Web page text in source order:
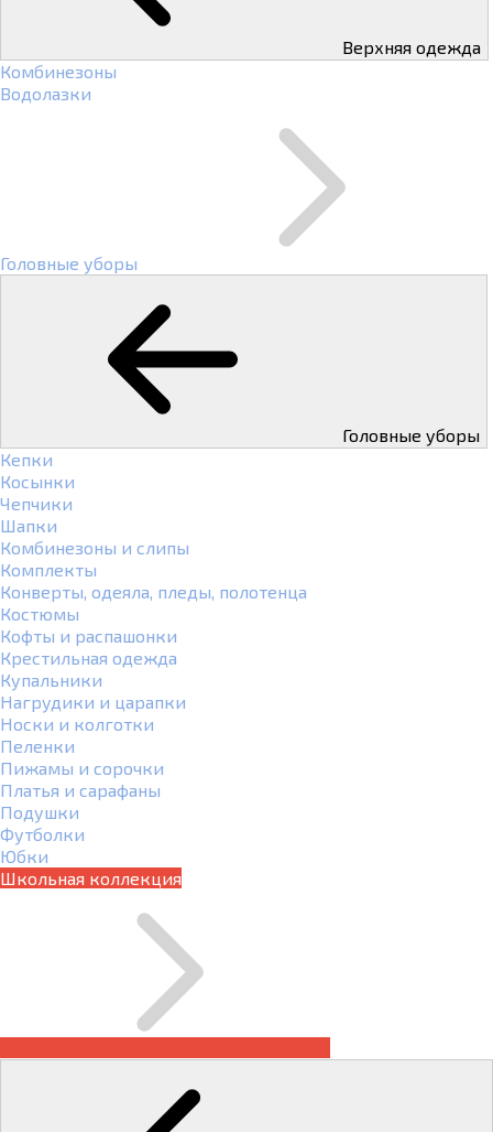
Верхняя одежда
Комбинезоны
Водолазки
Головные уборы
Головные уборы
Кепки
Косынки
Чепчики
Шапки
Комбинезоны и слипы
Комплекты
Конверты, одеяла, пледы, полотенца
Костюмы
Кофты и распашонки
Крестильная одежда
Купальники
Нагрудики и царапки
Носки и колготки
Пеленки
Пижамы и сорочки
Платья и сарафаны
Подушки
Футболки
Юбки
Школьная коллекция